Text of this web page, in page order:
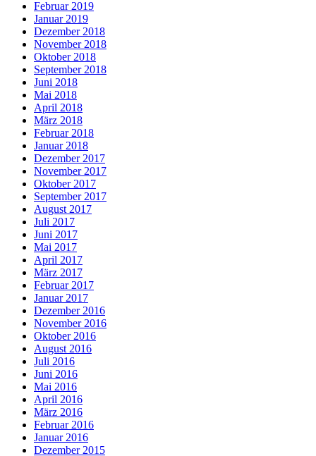
Februar 2019
Januar 2019
Dezember 2018
November 2018
Oktober 2018
September 2018
Juni 2018
Mai 2018
April 2018
März 2018
Februar 2018
Januar 2018
Dezember 2017
November 2017
Oktober 2017
September 2017
August 2017
Juli 2017
Juni 2017
Mai 2017
April 2017
März 2017
Februar 2017
Januar 2017
Dezember 2016
November 2016
Oktober 2016
August 2016
Juli 2016
Juni 2016
Mai 2016
April 2016
März 2016
Februar 2016
Januar 2016
Dezember 2015